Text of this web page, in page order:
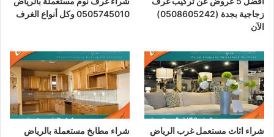
زجاجية بجدة (0508605242)
الآن
0505745010 وكل أنواع الغرف
شراء اثاث مستعمل غرب الرياض
شراء مطابخ مستعملة بالرياض